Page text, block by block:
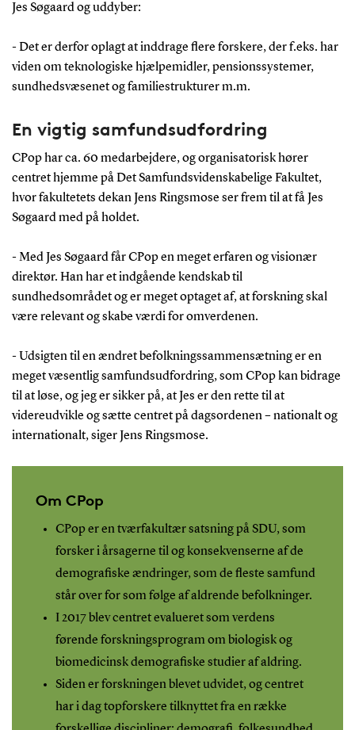
Jes Søgaard og uddyber:
- Det er derfor oplagt at inddrage flere forskere, der f.eks. har
viden om teknologiske hjælpemidler, pensionssystemer,
sundhedsvæsenet og familiestrukturer m.m.
En vigtig samfundsudfordring
CPop har ca. 60 medarbejdere, og organisatorisk hører
centret hjemme på Det Samfundsvidenskabelige Fakultet,
hvor fakultetets dekan Jens Ringsmose ser frem til at få Jes
Søgaard med på holdet.
- Med Jes Søgaard får CPop en meget erfaren og visionær
direktør. Han har et indgående kendskab til
sundhedsområdet og er meget optaget af, at forskning skal
være relevant og skabe værdi for omverdenen.
- Udsigten til en ændret befolkningssammensætning er en
meget væsentlig samfundsudfordring, som CPop kan bidrage
til at løse, og jeg er sikker på, at Jes er den rette til at
videreudvikle og sætte centret på dagsordenen – nationalt og
internationalt, siger Jens Ringsmose.
Om CPop
CPop er en tværfakultær satsning på SDU, som
forsker i årsagerne til og konsekvenserne af de
demografiske ændringer, som de fleste samfund
står over for som følge af aldrende befolkninger.
I 2017 blev centret evalueret som verdens
førende forskningsprogram om biologisk og
biomedicinsk demografiske studier af aldring.
Siden er forskningen blevet udvidet, og centret
har i dag topforskere tilknyttet fra en række